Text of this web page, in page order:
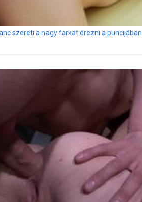
szereti a nagy farkat érezni a puncijában